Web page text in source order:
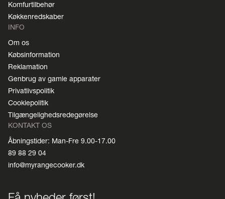
Komfurtilbehør
Køkkenredskaber
INFO
Om os
Købsinformation
Reklamation
Genbrug av gamle apparater
Privatlivspolitik
Cookiepolitik
Tilgængelighedsredegørelse
KONTAKT OS
Åbningstider: Man-Fre 9.00-17.00
89 88 29 04
info@myrangecooker.dk